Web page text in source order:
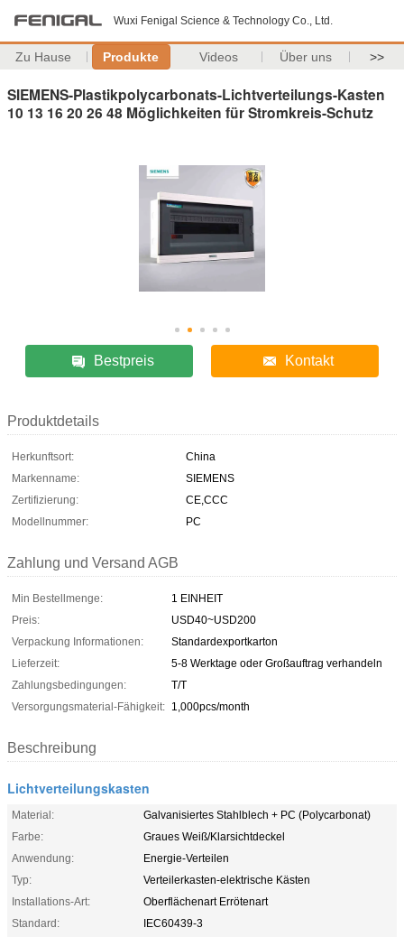
Wuxi Fenigal Science & Technology Co., Ltd.
Zu Hause Produkte Videos Über uns >>
SIEMENS-Plastikpolycarbonats-Lichtverteilungs-Kasten
10 13 16 20 26 48 Möglichkeiten für Stromkreis-Schutz
Bestpreis Kontakt
Produktdetails
Herkunftsort:
China
Markenname:
SIEMENS
Zertifizierung:
CE,CCC
Modellnummer:
PC
Zahlung und Versand AGB
Min Bestellmenge:
1 EINHEIT
Preis:
USD40~USD200
Verpackung Informationen:
Standardexportkarton
Lieferzeit:
5-8 Werktage oder Großauftrag verhandeln
Zahlungsbedingungen:
T/T
Versorgungsmaterial-Fähigkeit: 1,000pcs/month
Beschreibung
Lichtverteilungskasten
Material:
Galvanisiertes Stahlblech + PC (Polycarbonat)
Farbe:
Graues Weiß/Klarsichtdeckel
Anwendung:
Energie-Verteilen
Typ:
Verteilerkasten-elektrische Kästen
Installations-Art:
Oberflächenart Errötenart
Standard:
IEC60439-3